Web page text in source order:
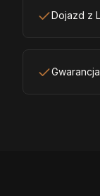
Dojazd z